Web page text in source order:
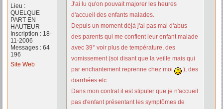
Lieu :
QUELQUE
PART EN
HAUTEUR
Inscription : 18-
11-2006
Messages : 64
196
Site Web
J'ai lu qu'on pouvait majorer les heures
d'accueil des enfants malades.
Depuis un moment déjà j'ai pas mal d'abus
des parents qui me confient leur enfant malade
avec 39° voir plus de température, des
vomissement (soi disant que la veille mais qui
par enchantement reprenne chez moi
), des
diarrhées etc....
Dans mon contrat il est stipuler que je n'accueil
pas d'enfant présentant les symptômes de